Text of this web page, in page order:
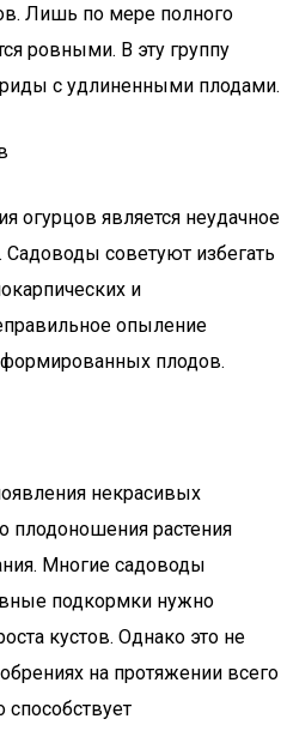
Лишь по мере полного
ровными. В эту группу
с удлиненными плодами.
огурцов является неудачное
Садоводы советуют избегать
и
опыление
плодов.
некрасивых
плодоношения растения
Многие садоводы
подкормки нужно
кустов. Однако это не
на протяжении всего
способствует